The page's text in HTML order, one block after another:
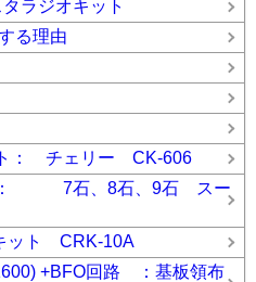
ラジオキット
る理由
： チェリー CK-606
： 7石、8石、9石 スー
ット CRK-10A
+BFO回路 ：基板領布